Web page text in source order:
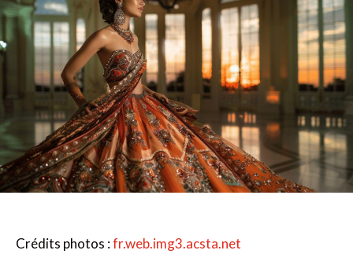
Crédits photos :fr.web.img3.acsta.net